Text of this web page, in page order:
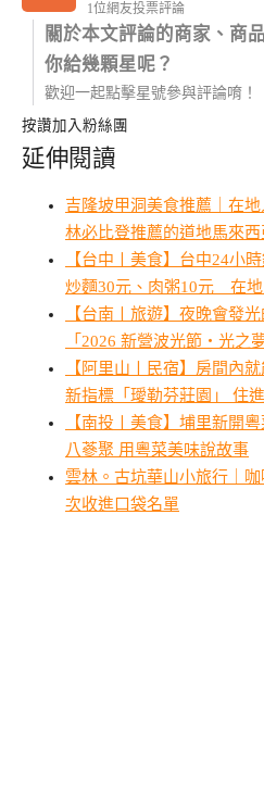
1位網友投票評論
關於本文評論的商家、商
你給幾顆星呢？
歡迎一起點擊星號參與評論唷！
按讚加入粉絲團
延伸閱讀
吉隆坡甲洞美食推薦｜在
林必比登推薦的道地馬來
【台中〡美食】台中24小
炒麵30元、肉粥10元 在
【台南〡旅遊】夜晚會發
「2026 新營波光節・光之夢
【阿里山〡民宿】房間內
新指標「璦勒芬莊園」 住
【南投〡美食】埔里新開
八蔘聚 用粵菜美味說故事
雲林。古坑華山小旅行｜
次收進口袋名單